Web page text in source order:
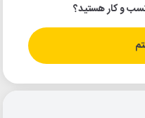
کسب و کار هستید؟